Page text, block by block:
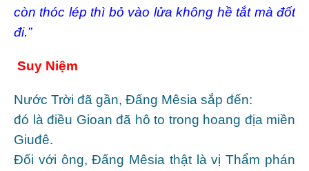
còn thóc lép thì bỏ vào lửa không hề tắt mà đốt
đi.”
Suy Niệm
Nước Trời đã gần, Ðấng Mêsia sắp đến:
đó là điều Gioan đã hô to trong hoang địa miền
Giuđê.
Ðối với ông, Ðấng Mêsia thật là vị Thẩm phán